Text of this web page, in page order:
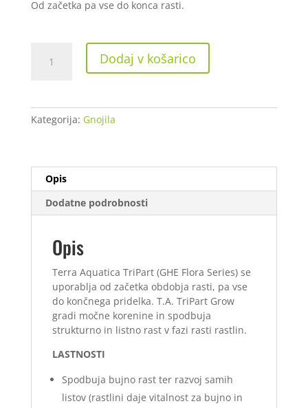
Od začetka pa vse do konca rasti.
Flora
T.A.
Tripart
L
količina
Dodaj v košarico
Kategorija: Gnojila
Opis
Dodatne podrobnosti
Opis
Terra Aquatica TriPart (GHE Flora Series) se
uporablja od začetka obdobja rasti, pa vse
do končnega pridelka. T.A. TriPart Grow
gradi močne korenine in spodbuja
strukturno in listno rast v fazi rasti rastlin.
LASTNOSTI
Spodbuja bujno rast ter razvoj samih
listov (rastlini daje vitalnost za bujno in